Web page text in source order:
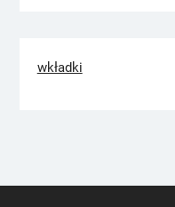
wkładki